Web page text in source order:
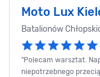
Moto Lux
Batalionów
"Polecam warsztat.
niepotrzebnego